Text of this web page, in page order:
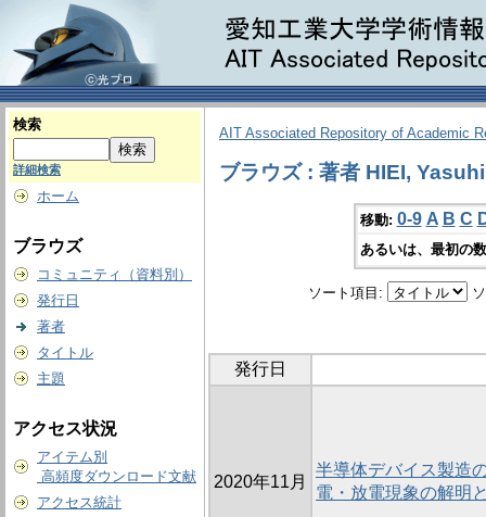
検索
詳細検索
ホーム
ブラウズ
コミュニティ（資料別）
発行日
著者
タイトル
主題
アクセス状況
アイテム別
高頻度ダウンロード文献
アクセス統計
AIT Associated Repository of Academic
ブラウズ : 著者 HIEI,
移動: 0-9 A B C
あるいは、最初の
ソート項目:
発行日
2020年11月
半導体デバイス製造
電・放電現象の解明